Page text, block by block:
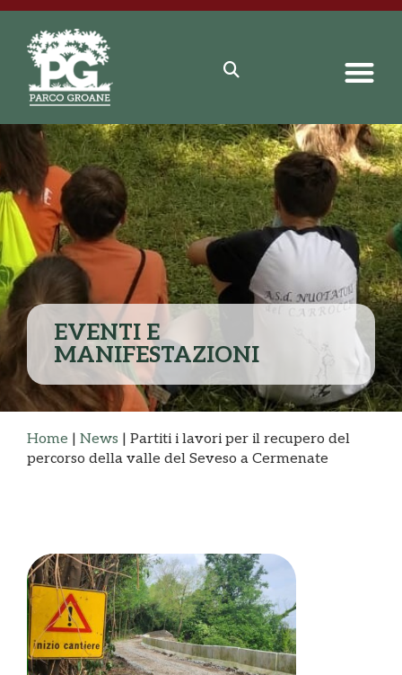
EVENTI E
MANIFESTAZIONI
Home | News | Partiti i lavori per il recupero del
percorso della valle del Seveso a Cermenate